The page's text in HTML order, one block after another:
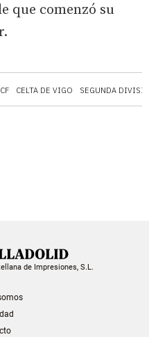
CELTA DE VIGO SEGUNDA
que comenzó su
de Impresiones, S.L.